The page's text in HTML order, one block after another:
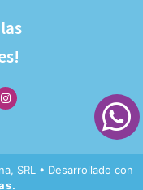
SRL • Desarrollado con